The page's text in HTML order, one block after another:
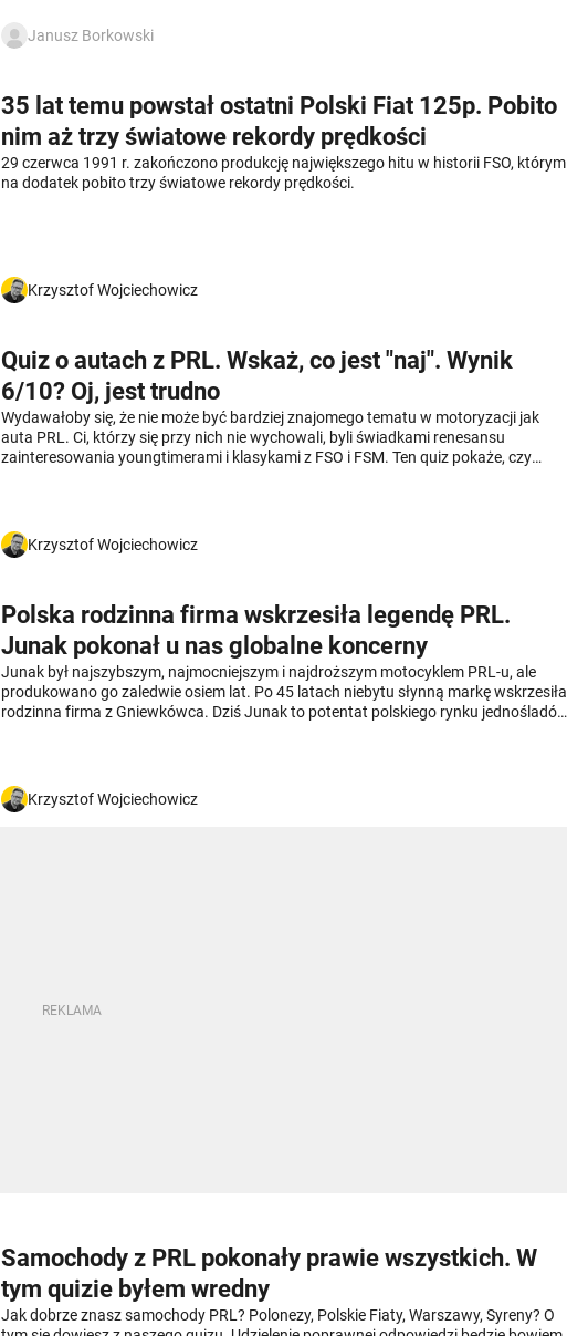
Janusz Borkowski
35 lat temu powstał ostatni Polski Fiat 125p. Pobito
nim aż trzy światowe rekordy prędkości
29 czerwca 1991 r. zakończono produkcję największego hitu w historii FSO, którym
na dodatek pobito trzy światowe rekordy prędkości.
Krzysztof Wojciechowicz
Quiz o autach z PRL. Wskaż, co jest "naj". Wynik
6/10? Oj, jest trudno
Wydawałoby się, że nie może być bardziej znajomego tematu w motoryzacji jak
auta PRL. Ci, którzy się przy nich nie wychowali, byli świadkami renesansu
zainteresowania youngtimerami i klasykami z FSO i FSM. Ten quiz pokaże, czy
nie sugerują poprawnej odpowiedzi. Choć czasem mogą... Pułapek jest więcej.
Krzysztof Wojciechowicz
Polska rodzinna firma wskrzesiła legendę PRL.
Junak pokonał u nas globalne koncerny
Junak był najszybszym, najmocniejszym i najdroższym motocyklem PRL-u, ale
produkowano go zaledwie osiem lat. Po 45 latach niebytu słynną markę wskrzesiła
rodzinna firma z Gniewkówca. Dziś Junak to potentat polskiego rynku jednośladów:
Krzysztof Wojciechowicz
Samochody z PRL pokonały prawie wszystkich. W
tym quizie byłem wredny
Jak dobrze znasz samochody PRL? Polonezy, Polskie Fiaty, Warszawy, Syreny? O